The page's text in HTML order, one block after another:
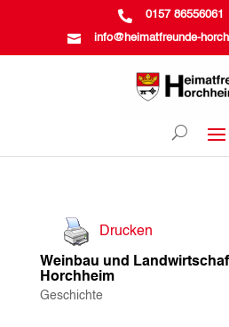
 0157 86556061
 info@heimatfreunde-
Drucken
Weinbau und
Horchheim
Geschichte